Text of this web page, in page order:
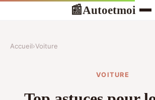
📰Autoetmoi
Accueil›Voiture
VOITURE